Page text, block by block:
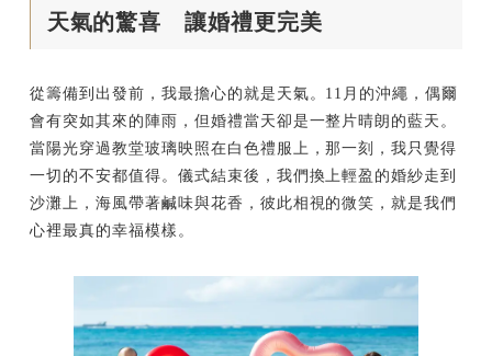
天氣的驚喜 讓婚禮更完美
從籌備到出發前，我最擔心的就是天氣。11月的沖繩，偶爾
會有突如其來的陣雨，但婚禮當天卻是一整片晴朗的藍天。
當陽光穿過教堂玻璃映照在白色禮服上，那一刻，我只覺得
一切的不安都值得。儀式結束後，我們換上輕盈的婚紗走到
沙灘上，海風帶著鹹味與花香，彼此相視的微笑，就是我們
心裡最真的幸福模樣。